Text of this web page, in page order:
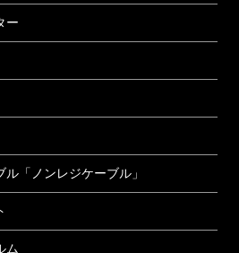
ー
「ノンレジケーブル」
ム